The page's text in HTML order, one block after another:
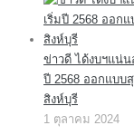
ข่าวดี ได้งบฯแน่น
ปี 2568 ออกแบบ
สิงห์บุรี
1 ตุลาคม 2024